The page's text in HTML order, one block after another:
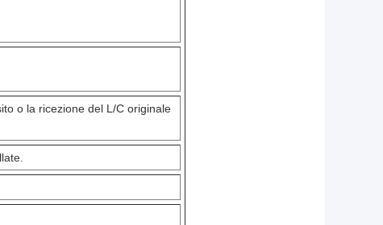
o la ricezione del L/C originale